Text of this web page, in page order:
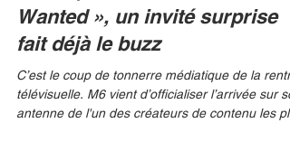
débarque à la télévision avec «
Wanted », un invité surprise
fait déjà le buzz
C’est le coup de tonnerre médiatique de la